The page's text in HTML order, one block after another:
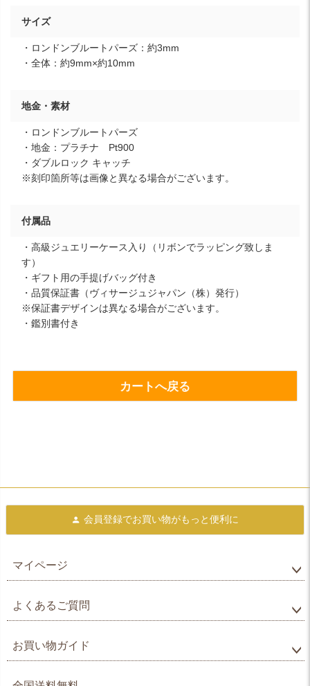
サイズ
・ロンドンブルートパーズ：約3mm
・全体：約9mm×約10mm
地金・素材
・ロンドンブルートパーズ
・地金：プラチナ Pt900
・ダブルロック キャッチ
※刻印箇所等は画像と異なる場合がございます。
付属品
・高級ジュエリーケース入り（リボンでラッピング致しま
す）
・ギフト用の手提げバッグ付き
・品質保証書（ヴィサージュジャパン（株）発行）
※保証書デザインは異なる場合がございます。
・鑑別書付き
カートへ戻る
会員登録でお買い物がもっと便利に
マイページ
よくあるご質問
お買い物ガイド